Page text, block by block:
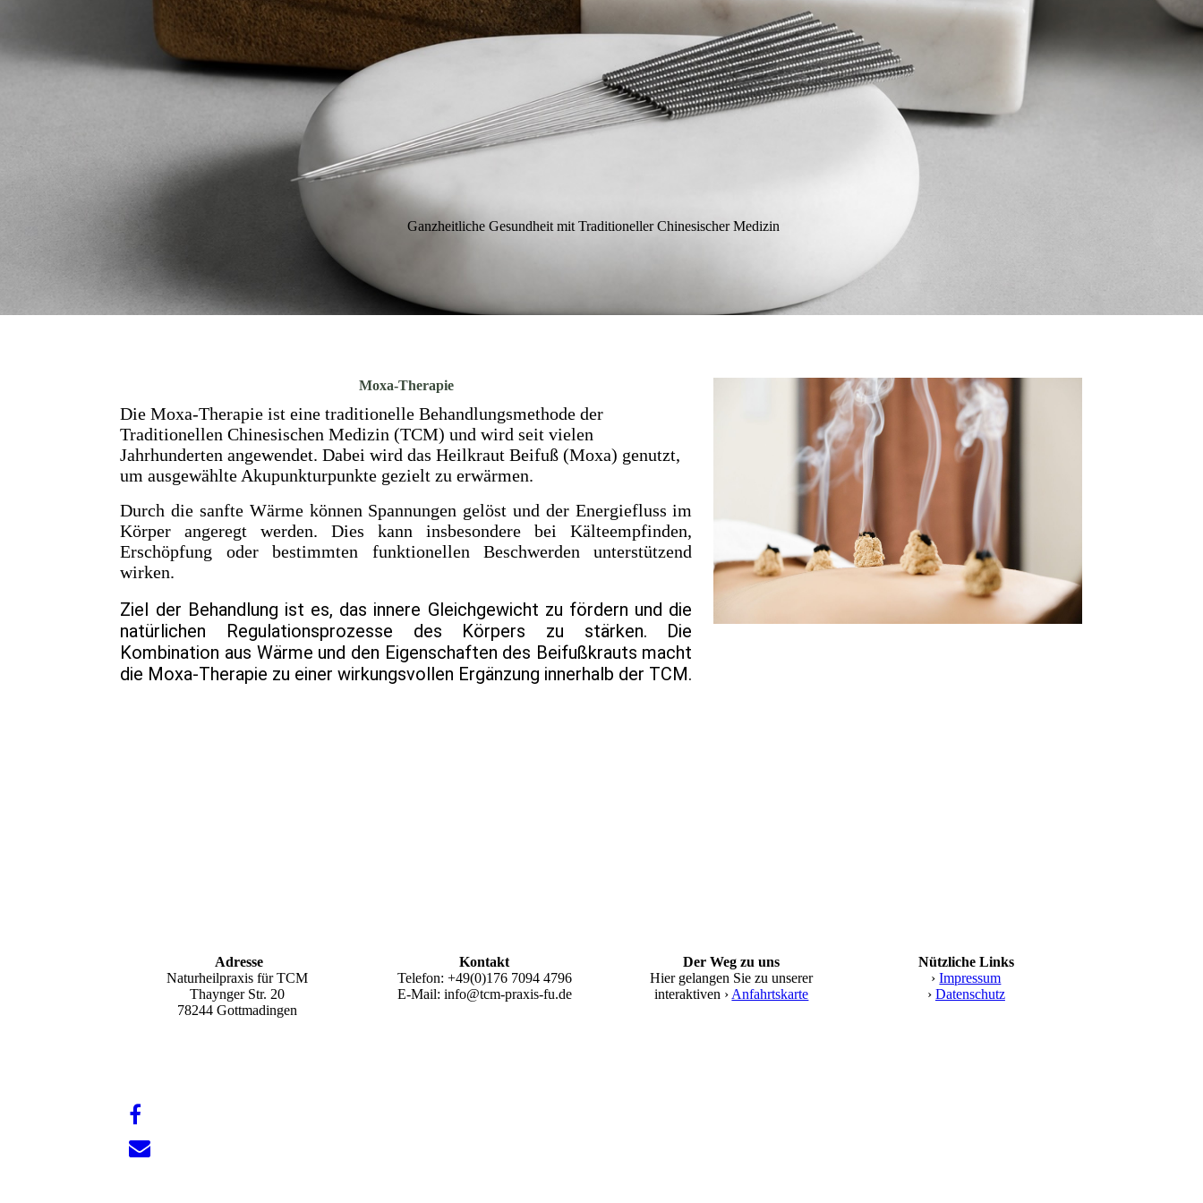
Ganzheitliche Gesundheit mit Traditioneller Chinesischer Medizin
Moxa-Therapie
Die Moxa-Therapie ist eine traditionelle Behandlungsmethode der
Traditionellen Chinesischen Medizin (TCM) und wird seit vielen
Jahrhunderten angewendet.Dabei wird das Heilkraut Beifuß (Moxa) genutzt,
um ausgewählte Akupunkturpunkte gezielt zu erwärmen.
Durch die sanfte Wärme können Spannungen gelöst und der Energiefluss im
Körper angeregt werden. Dies kann insbesondere bei Kälteempfinden,
Erschöpfung oder bestimmten funktionellen Beschwerden unterstützend
wirken.
Ziel der Behandlung ist es, das innere Gleichgewicht zu fördern und die
natürlichen Regulationsprozesse des Körpers zu stärken. Die
Kombination aus Wärme und den Eigenschaften des Beifußkrauts macht
die Moxa-Therapie zu einer wirkungsvollen Ergänzung innerhalb der TCM.
Adresse
Naturheilpraxis für TCM
Thaynger Str. 20
78244 Gottmadingen
Kontakt
Telefon: +49(0)176 7094 4796
E-Mail: info@tcm-praxis-fu.de
Der Weg zu uns
Hier gelangen Sie zu unserer
interaktiven › Anfahrtskarte
Nützliche Links
›Impressum
› Datenschutz